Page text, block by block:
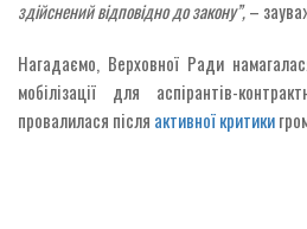
здійснений відповідно до закону”,–
Нагадаємо, Верховної Ради
мобілізації для аспірантів-
провалилася після активної критики